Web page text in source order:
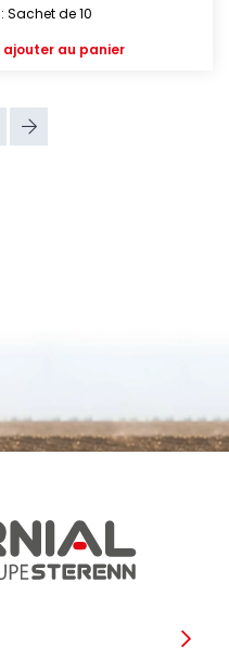
de 10
ajouter au panier